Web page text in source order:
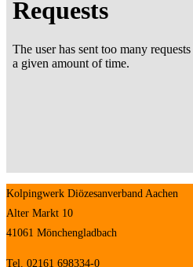
Kolpingwerk Diözesanverband Aachen
Alter Markt 10
41061 Mönchengladbach
Tel. 02161 698334-0